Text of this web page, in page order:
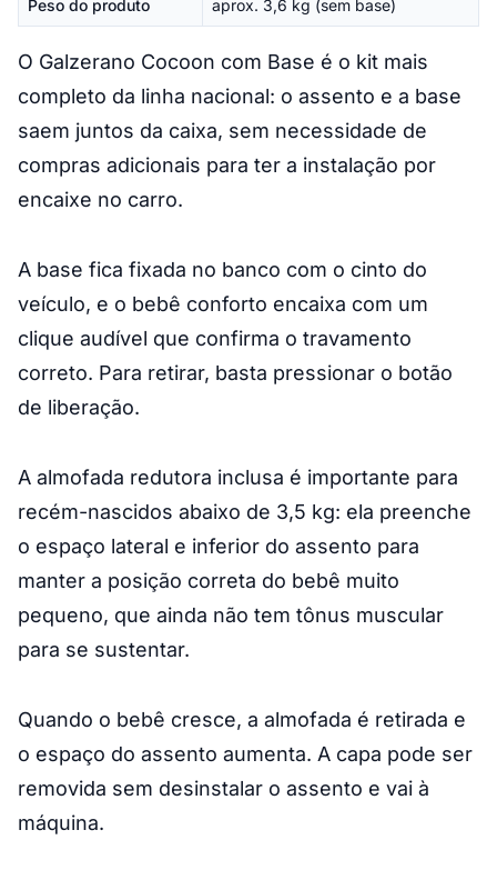
Peso do produto aprox. 3,6 kg (sem base)
O Galzerano Cocoon com Base é o kit mais
completo da linha nacional: o assento e a base
saem juntos da caixa, sem necessidade de
compras adicionais para ter a instalação por
encaixe no carro.
A base fica fixada no banco com o cinto do
veículo, e o bebê conforto encaixa com um
clique audível que confirma o travamento
correto. Para retirar, basta pressionar o botão
de liberação.
A almofada redutora inclusa é importante para
recém-nascidos abaixo de 3,5 kg: ela preenche
o espaço lateral e inferior do assento para
manter a posição correta do bebê muito
pequeno, que ainda não tem tônus muscular
para se sustentar.
Quando o bebê cresce, a almofada é retirada e
o espaço do assento aumenta. A capa pode ser
removida sem desinstalar o assento e vai à
máquina.